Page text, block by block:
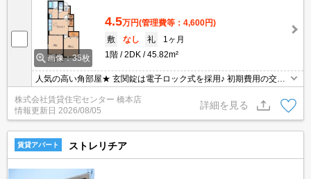
画像：35枚
4.5万円(管理費等：4,600円)
敷
なし 礼
1ヶ月
1階
2DK 45.82m²
人気の高い角部屋★ 玄関錠は電子ロック式を採用♪ 初期費用の交渉
は、賃貸住宅センターまで！！
株式会社賃貸住宅センター 橋本店
情報更新日 2026/08/05
詳細を見る
賃貸アパート ストレリチア